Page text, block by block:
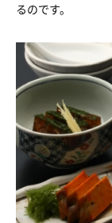
るのです。